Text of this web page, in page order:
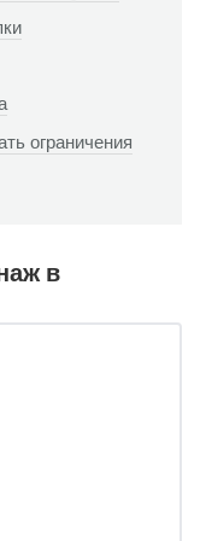
ограничения
в